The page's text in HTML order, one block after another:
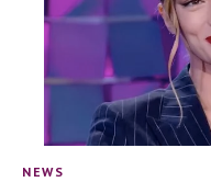
NEWS